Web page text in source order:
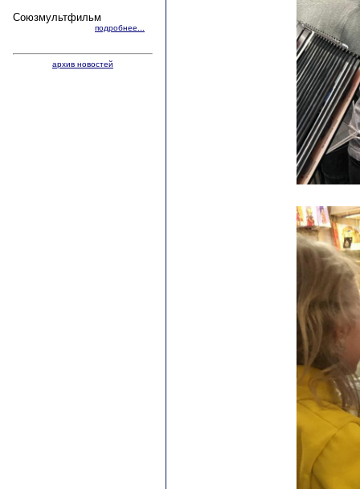
Союзмультфильм
подробнее...
архив новостей